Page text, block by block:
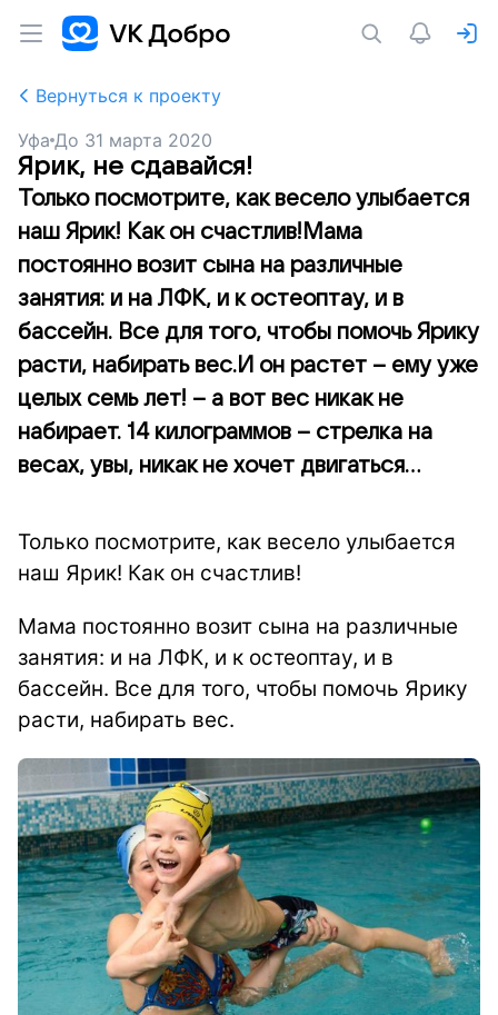
Вернуться к проекту
Уфа До 31 марта 2020
Ярик, не сдавайся!
Только посмотрите, как весело улыбается
наш Ярик! Как он счастлив!Мама
постоянно возит сына на различные
занятия: и на ЛФК, и к остеоптау, и в
бассейн. Все для того, чтобы помочь Ярику
расти, набирать вес.И он растет – ему уже
целых семь лет! – а вот вес никак не
набирает. 14 килограммов – стрелка на
весах, увы, никак не хочет двигаться...
Только посмотрите, как весело улыбается
наш Ярик! Как он счастлив!
Мама постоянно возит сына на различные
занятия: и на ЛФК, и к остеоптау, и в
бассейн. Все для того, чтобы помочь Ярику
расти, набирать вес.